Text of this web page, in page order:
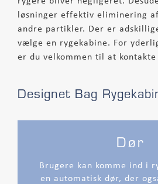
løsninger effektiv eliminering
andre partikler. Der er
vælge en rygekabine. For
er du velkommen til at kontakte
Designet Bag
Dør
Brugere kan komme ind i
en automatisk dør, der